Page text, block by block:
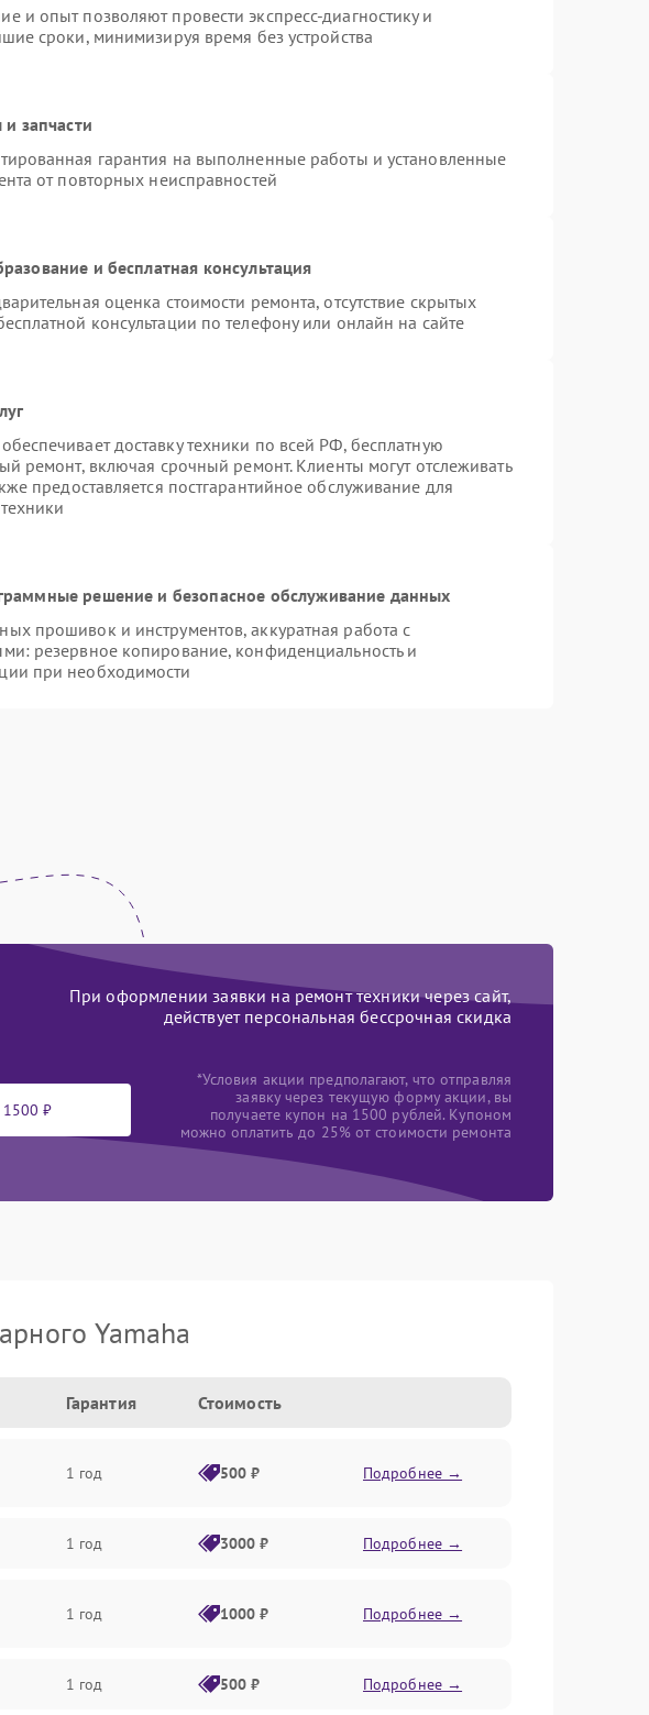
и опыт позволяют провести экспресс-диагностику и
сроки, минимизируя время без устройства
запчасти
гарантия на выполненные работы и установленные
от повторных неисправностей
и бесплатная консультация
оценка стоимости ремонта, отсутствие скрытых
консультации по телефону или онлайн на сайте
доставку техники по всей РФ, бесплатную
ремонт, включая срочный ремонт. Клиенты могут отслеживать
предоставляется постгарантийное обслуживание для
решение и безопасное обслуживание данных
прошивок и инструментов, аккуратная работа с
резервное копирование, конфиденциальность и
при необходимости
При оформлении заявки на ремонт техники через сайт,
действует персональная бессрочная скидка
1500 ₽
*Условия акции предполагают, что отправляя
заявку через текущую форму акции, вы
получаете купон на 1500 рублей. Купоном
можно оплатить до 25% от стоимости ремонта
Yamaha
Гарантия Стоимость
1 год 500 ₽ Подробнее →
1 год 3000 ₽ Подробнее →
1 год 1000 ₽ Подробнее →
1 год 500 ₽ Подробнее →